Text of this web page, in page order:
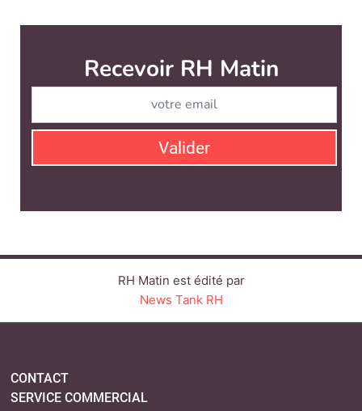
RH Matin est édité par
QUI SOMMES-NOUS ?
LINKEDINTWITTERFACEBOOK
MENTIONS LÉGALES
POLITIQUE DE CONFIDENTIALITÉ